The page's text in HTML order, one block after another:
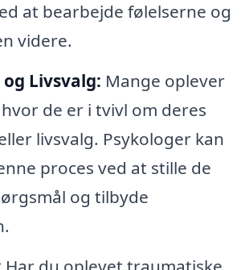
at bearbejde følelserne og
videre.
Livsvalg: Mange oplever
de er i tvivl om deres
livsvalg. Psykologer kan
proces ved at stille de
og tilbyde